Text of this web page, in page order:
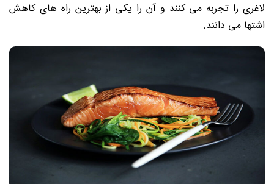
لاغری را تجربه می کنند و آن را یکی از بهترین راه های کاهش
اشتها می دانند.